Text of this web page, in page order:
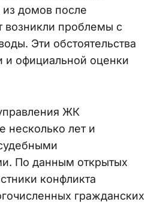
домов после
возникли проблемы с
Эти обстоятельства
и официальной оценки
ЖК
несколько лет и
По данным открытых
конфликта
гражданских